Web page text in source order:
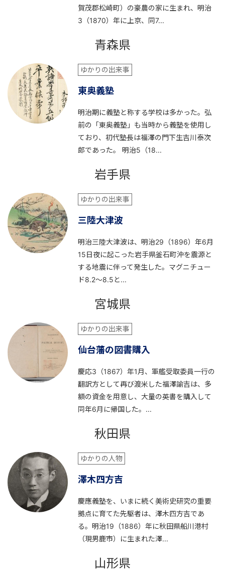
賀茂郡松崎町）の豪農の家に生まれ、明治
3（1870）年に上京、同7...
青森県
ゆかりの出来事
東奥義塾
明治期に義塾と称する学校は多かった。弘
前の「東奥義塾」も当時から義塾を使用し
ており、初代塾長は福澤の門下生吉川泰次
郎であった。 明治5（18...
岩手県
ゆかりの出来事
三陸大津波
明治三陸大津波は、明治29（1896）年6月
15日夜に起こった岩手県釜石町沖を震源と
する地震に伴って発生した。マグニチュー
ド8.2～8.5と...
宮城県
ゆかりの出来事
仙台藩の図書購入
慶応3（1867）年1月、軍艦受取委員一行の
翻訳方として再び渡米した福澤諭吉は、多
額の資金を用意し、大量の英書を購入して
同年6月に帰国した。...
秋田県
ゆかりの人物
澤木四方吉
慶應義塾を、いまに続く美術史研究の重要
拠点に育てた先駆者は、澤木四方吉であ
る。明治19（1886）年に秋田県船川港村
（現男鹿市）に生まれた澤...
山形県